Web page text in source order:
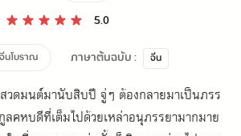
5.0
นโบราณ ภาษาต้นฉบับ : จีน
วดมนต์มานับสิบปี จู่ๆ ต้องกลายมาเป็นภรร
ลคหบดีที่เต็มไปด้วยเหล่าอนุภรรยามากมาย